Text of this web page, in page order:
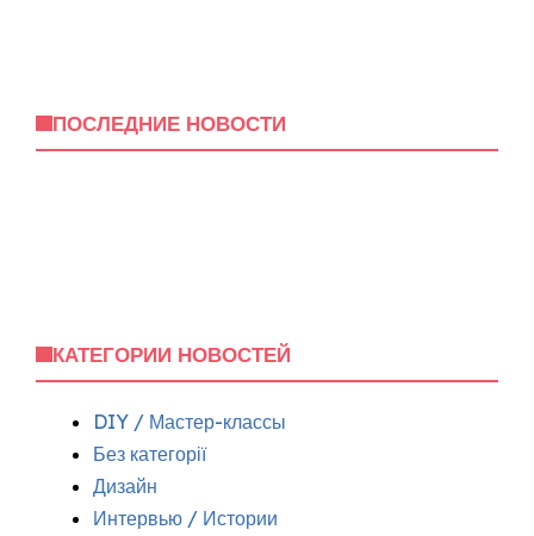
ПОСЛЕДНИЕ НОВОСТИ
КАТЕГОРИИ НОВОСТЕЙ
DIY / Мастер-классы
Без категорії
Дизайн
Интервью / Истории